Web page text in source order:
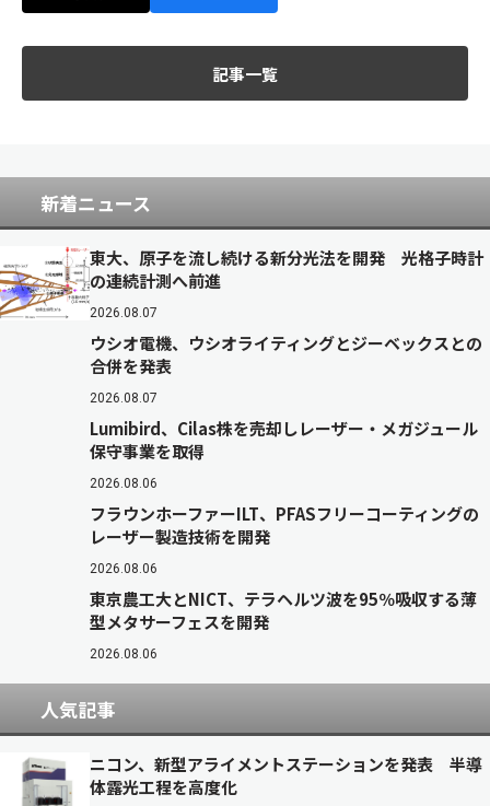
記事一覧
新着ニュース
東大、原子を流し続ける新分光法を開発 光格子時計
の連続計測へ前進
2026.08.07
ウシオ電機、ウシオライティングとジーベックスとの
合併を発表
2026.08.07
Lumibird、Cilas株を売却しレーザー・メガジュール
保守事業を取得
2026.08.06
フラウンホーファーILT、PFASフリーコーティングの
レーザー製造技術を開発
2026.08.06
東京農工大とNICT、テラヘルツ波を95％吸収する薄
型メタサーフェスを開発
2026.08.06
人気記事
ニコン、新型アライメントステーションを発表 半導
体露光工程を高度化